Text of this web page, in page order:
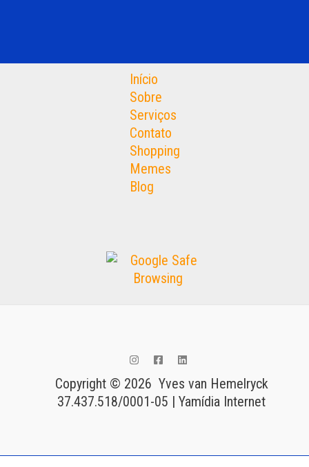
Início
Sobre
Serviços
Contato
Shopping
Memes
Blog
Copyright © 2026 Yves van Hemelryck
37.437.518/0001-05 | Yamídia Internet